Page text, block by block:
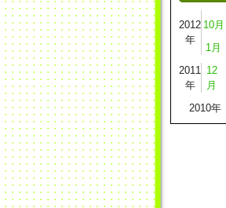
2012
年
10月
1月
2011
年
12
月
2010年